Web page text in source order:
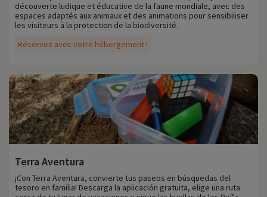
Réservez avec votre hébergement !
découverte ludique et éducative de la faune mondiale, avec des
espaces adaptés aux animaux et des animations pour sensibiliser
les visiteurs à la protection de la biodiversité.
Terra Aventura
¡Con Terra Aventura, convierte tus paseos en búsquedas del
tesoro en familia! Descarga la aplicación gratuita, elige una ruta